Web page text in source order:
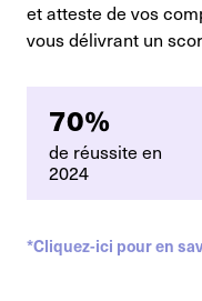
et atteste de vos
vous délivrant un
70%
de réussite en
2024
*Cliquez-ici pour en